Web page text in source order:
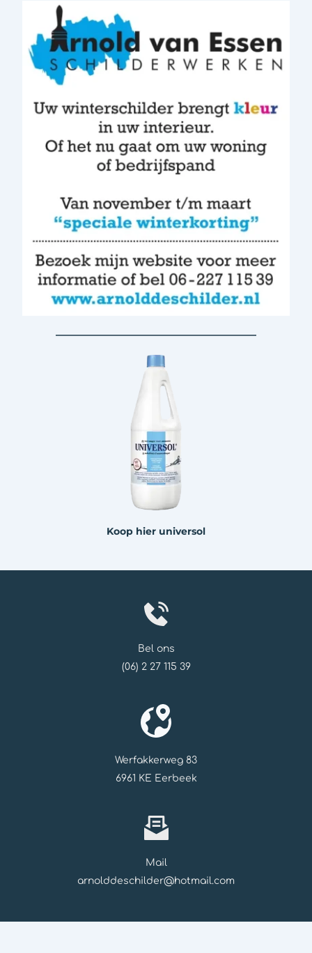
Koop hier universol
Bel ons
(06) 2 27 115 39
Werfakkerweg 83
6961 KE Eerbeek
Mail
arnolddeschilder@hotmail.com